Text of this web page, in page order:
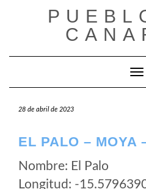
28 de abril de 2023
EL PALO – MOYA
Nombre: El Palo
Longitud: -